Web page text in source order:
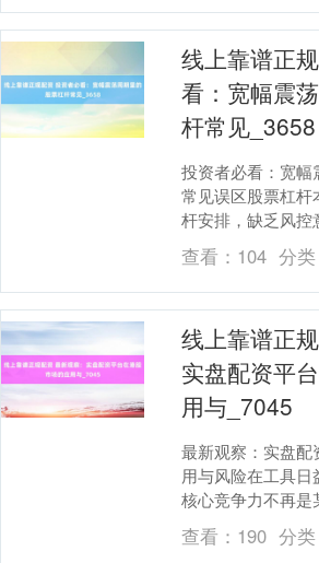
线上靠谱正
看：宽幅震
杆常见_3658
投资者必看：宽
常见误区股票杠杆
杆安排，缺乏风控
在短时间内剧烈回
接受最大亏损，再
查看： 104 分类
线上靠谱正
实盘配资平
用与_7045
最新观察：实盘配
用与风险在工具
核心竞争力不再是
平台与投资者共同
规渠道，投资者可
查看： 190 分类